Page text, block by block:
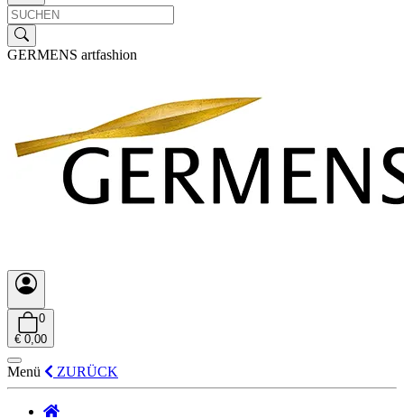
GERMENS artfashion
0
€ 0,00
Menü ZURÜCK